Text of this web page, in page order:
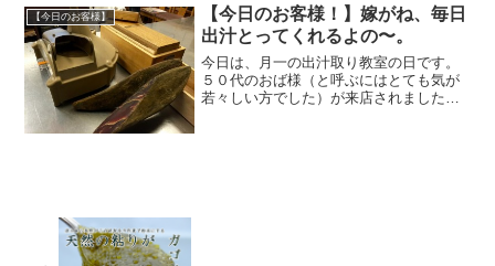
る子のファンで山梨から身...
【今日のお客様】
【今日のお客様！】嫁がね、毎日
出汁とってくれるよの〜。
今日は、月一の出汁取り教室の日です。
５０代のおば様（と呼ぶにはとても気が
若々しい方でした）が来店されました。